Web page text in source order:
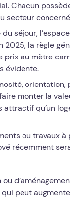
Chacun
secteur
séjour,
2025, la règle
prix au mètre
évidente.
orientation,
monter la
attractif qu’un
ou travaux
récemment
qui peut